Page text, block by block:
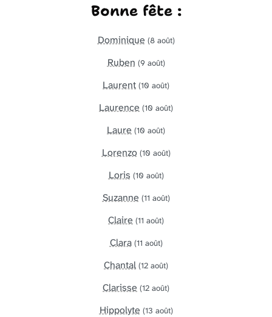
Bonne fête :
Dominique (8 août)
Ruben (9 août)
Laurent (10 août)
Laurence (10 août)
Laure (10 août)
Lorenzo (10 août)
Loris (10 août)
Suzanne (11 août)
Claire (11 août)
Clara (11 août)
Chantal (12 août)
Clarisse (12 août)
Hippolyte (13 août)